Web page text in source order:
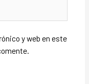
y web en este